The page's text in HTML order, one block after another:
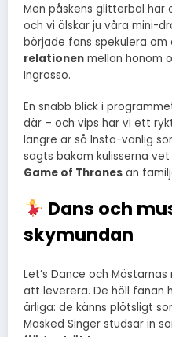
Men påskens glitterbal har
och vi älskar ju våra mini-
började fans spekulera
relationen mellan honom
Ingrosso.
En snabb blick i
där – och vips har vi ett
längre är så Insta-vänlig
sagts bakom kulisserna
Game of Thrones än
Dans och
skymundan
Let’s Dance och
att leverera. De höll fanan
ärliga: de känns plötsligt
Masked Singer studsar in